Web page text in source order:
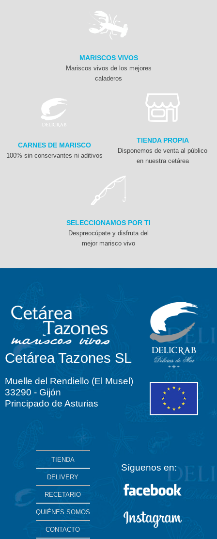
MARISCOS VIVOS
Mariscos vivos de los mejores
caladeros
CARNES DE MARISCO
100% sin conservantes ni aditivos
TIENDA PROPIA
Disponemos de venta al público
en nuestra cetárea
SELECCIONAMOS POR TI
Despreocúpate y disfruta del
mejor marisco vivo
Cetárea Tazones SL
Muelle del Rendiello (El Musel)
33290 - Gijón
Principado de Asturias
TIENDA
DELIVERY
RECETARIO
QUIÉNES SOMOS
CONTACTO
Síguenos en: